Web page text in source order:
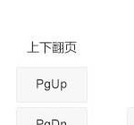
军人、警察还有偶
制，并没有因为
大家只是默默地，
轮改造成销金窟